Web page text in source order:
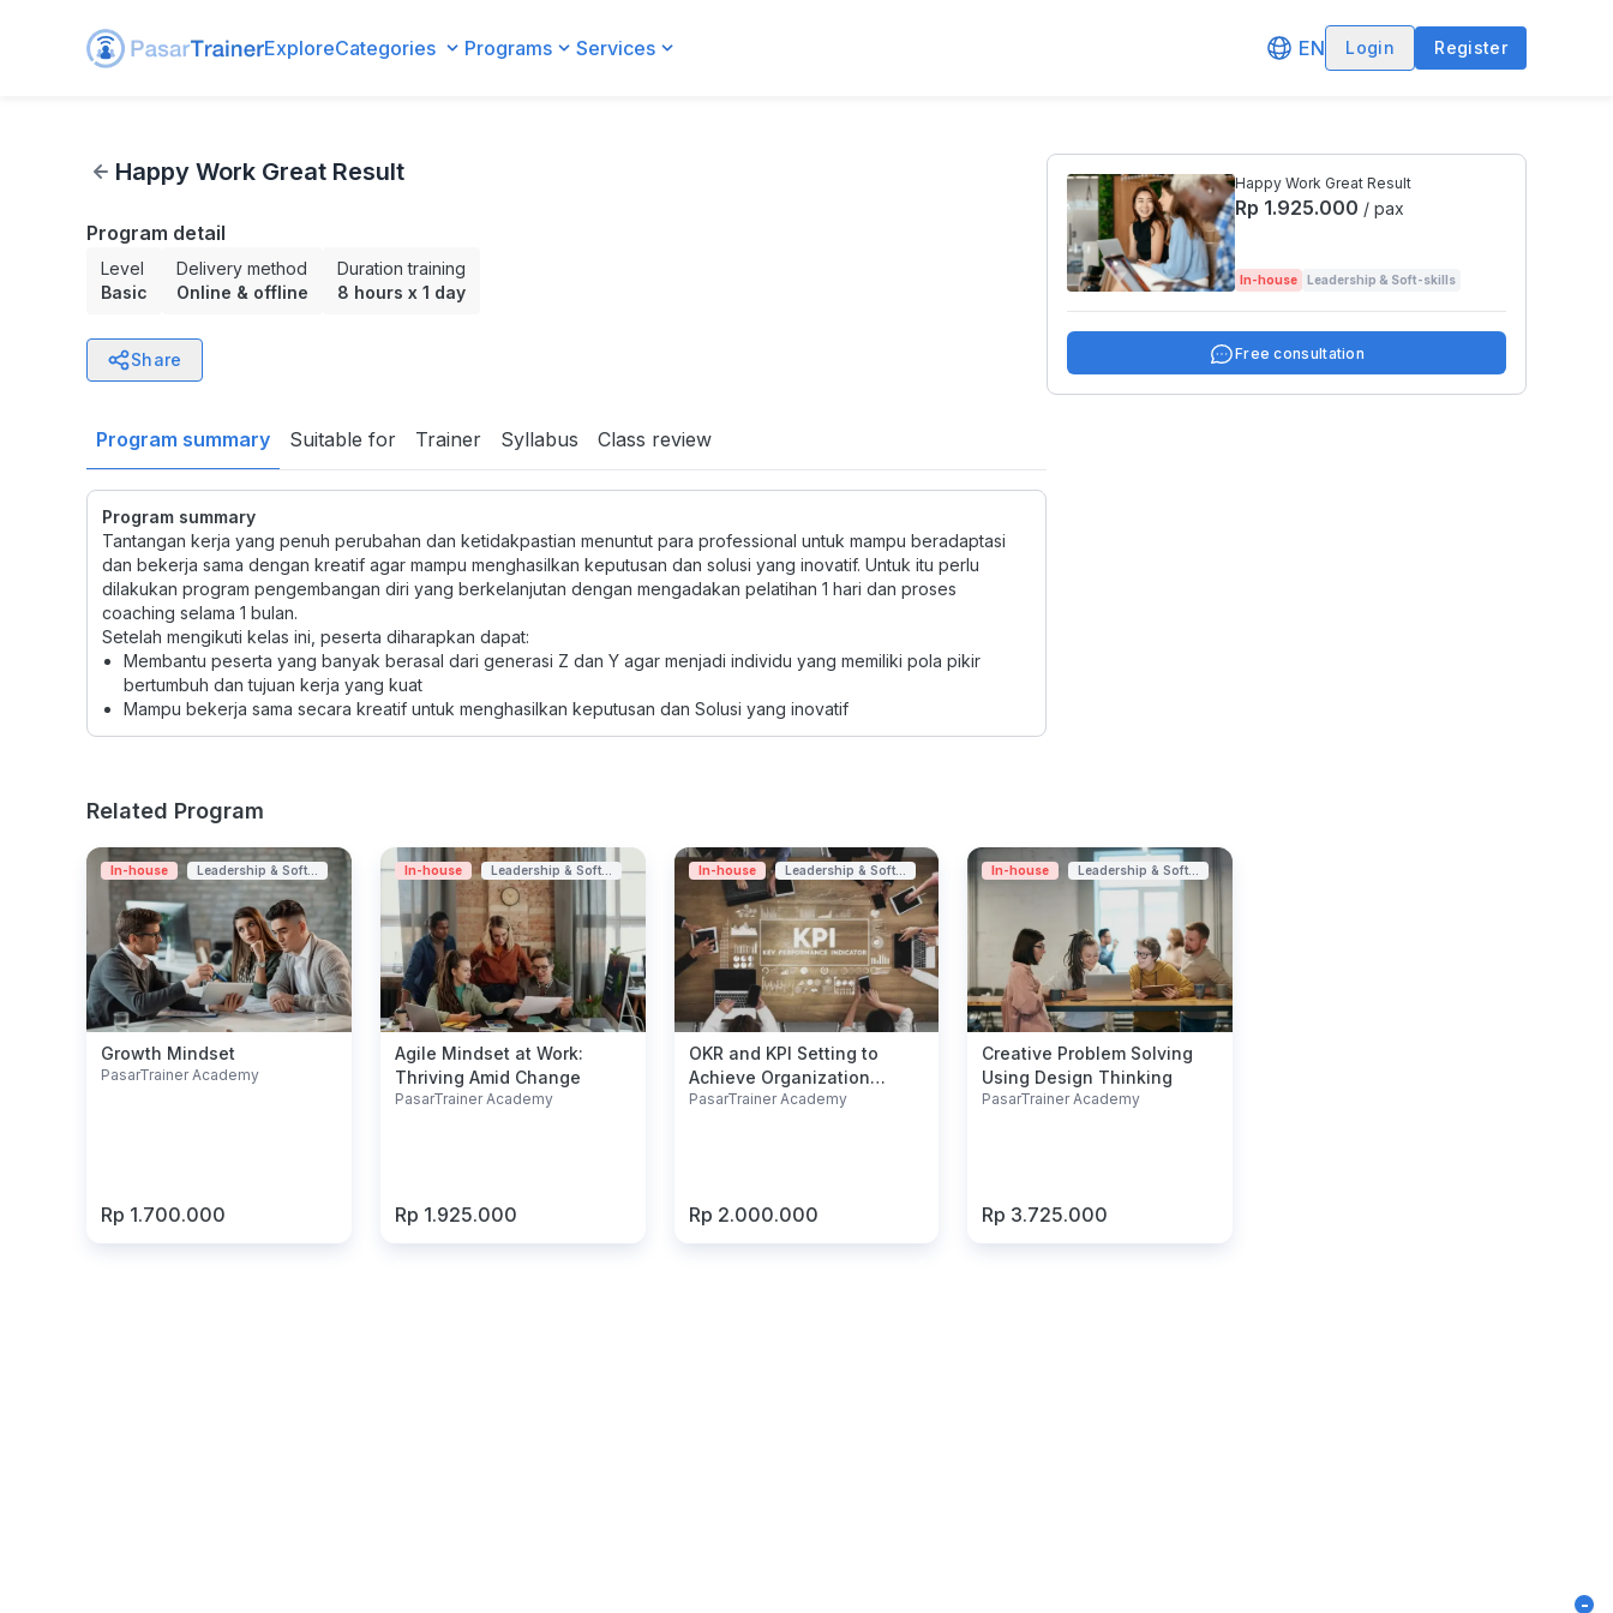
ExploreCategories Programs Services EN Login Register
-
Happy Work Great ResultHappy Work Great Result
Program detail
Level
Basic
Delivery method
Online & offline
Duration training
8 hours x 1 day
Share
Program summary Suitable for Trainer Syllabus Class review
Program summary
Tantangan kerja yang penuh perubahan dan ketidakpastian menuntut para professional untuk mampu beradaptasi
dan bekerja sama dengan kreatif agar mampu menghasilkan keputusan dan solusi yang inovatif. Untuk itu perlu
dilakukan program pengembangan diri yang berkelanjutan dengan mengadakan pelatihan 1 hari dan proses
coaching selama 1 bulan.
Setelah mengikuti kelas ini, peserta diharapkan dapat:
Membantu peserta yang banyak berasal dari generasi Z dan Y agar menjadi individu yang memiliki pola pikir
bertumbuh dan tujuan kerja yang kuat
Mampu bekerja sama secara kreatif untuk menghasilkan keputusan dan Solusi yang inovatif
Happy Work Great Result
Rp 1.925.000 / pax
In-house Leadership & Soft-skills
Free consultation
Related Program
In-house Leadership & Soft...
Growth Mindset
PasarTrainer Academy
Rp 1.700.000
In-house Leadership & Soft...
Agile Mindset at Work:
Thriving Amid Change
PasarTrainer Academy
Rp 1.925.000
In-house Leadership & Soft...
OKR and KPI Setting to
Achieve Organization
Objectives
PasarTrainer Academy
Rp 2.000.000
In-house Leadership & Soft...
Creative Problem Solving
Using Design Thinking
PasarTrainer Academy
Rp 3.725.000